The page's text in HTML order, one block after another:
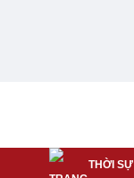
THỜI SỰ